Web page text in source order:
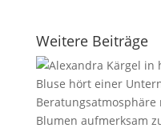
Weitere Beiträge